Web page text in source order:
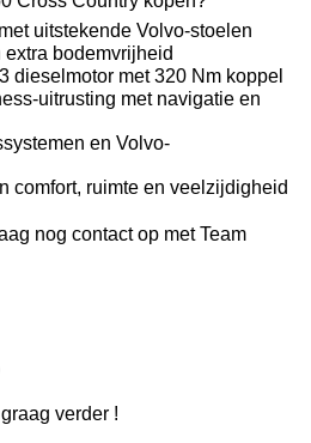
uitstekende Volvo-stoelen
bodemvrijheid
dieselmotor met 320 Nm koppel
uitrusting met navigatie en
en Volvo-
comfort, ruimte en veelzijdigheid
nog contact op met Team
verder !